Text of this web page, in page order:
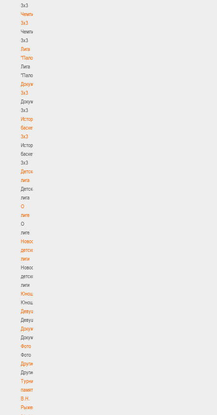
3x3
Чемпионат
3х3
Чемпионат
3х3
Лига
"Палова"
Лига
"Палова"
Документы
3х3
Документы
3х3
История
баскетбола
3х3
История
баскетбола
3х3
Детская
лига
Детская
лига
О
лиге
О
лиге
Новости
детской
лиги
Новости
детской
лиги
Юноши
Юноши
Девушки
Девушки
Документы
Документы
Фото
Фото
Другие
Другие
Турнир
памяти
В.Н.
Рыженкова